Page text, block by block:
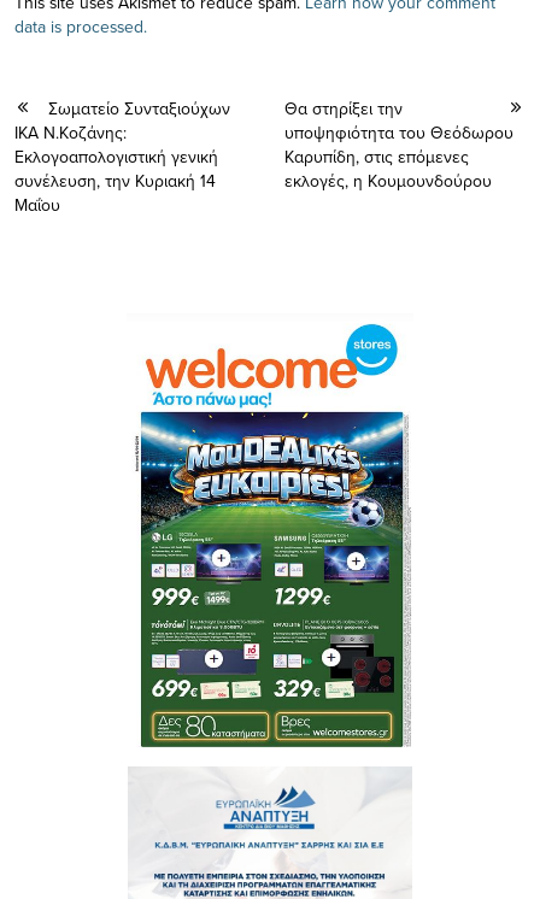
data is processed.
Σωματείο Συνταξιούχων
ΙΚΑ Ν.Κοζάνης:
Εκλογοαπολογιστική γενική
συνέλευση, την Κυριακή 14
Μαΐου
Θα στηρίξει την
υποψηφιότητα του Θεόδωρου
Καρυπίδη, στις επόμενες
εκλογές, η Κουμουνδούρου